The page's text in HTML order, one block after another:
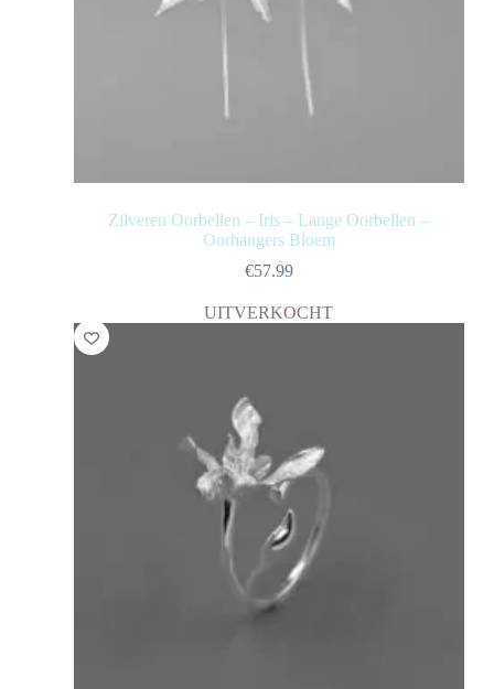
Zilveren Oorbellen – Iris – Lange Oorbellen –
Oorhangers Bloem
€57.99
UITVERKOCHT